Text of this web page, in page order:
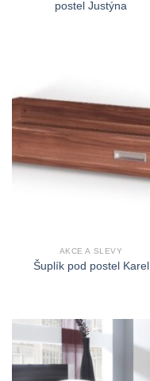
postel Justýna
AKCE A SLEVY
Šuplík pod postel Karel